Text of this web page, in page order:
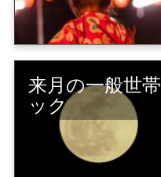
来月の一般世
ック